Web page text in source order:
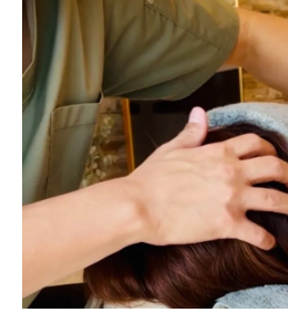
立する秘訣
ヘッドスパと整体の違い
整体とヘッドスパの施
しく解説
頭痛に効く整体とヘッ
しよう
北九州のヘッドスパ専
方ガイド
整体とヘッドスパの相
理由